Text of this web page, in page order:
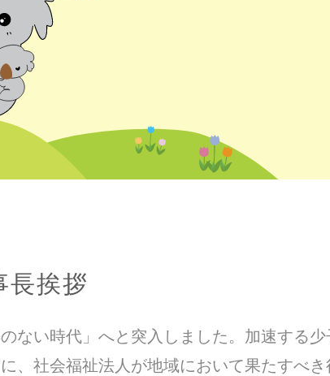
長挨拶
ない時代」へと突入しました。加速する少
、社会福祉法人が地域において果たすべき